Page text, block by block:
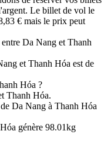
Le billet de vol le
€ mais le prix peut
Da Nang et Thanh
et Thanh Hóa est de
Hóa ?
Thanh Hóa.
Da Nang à Thanh Hóa
génère 98.01kg